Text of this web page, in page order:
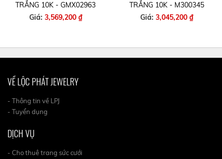
TRẮNG 10K - GMX02963
Giá: 3,569,200 ₫
TRẮNG 10K - M300345
Giá: 3,045,200 ₫
VỀ LỘC PHÁT JEWELRY
- Thông tin về LPJ
- Tuyển dụng
DỊCH VỤ
- Cho thuê trang sức cưới